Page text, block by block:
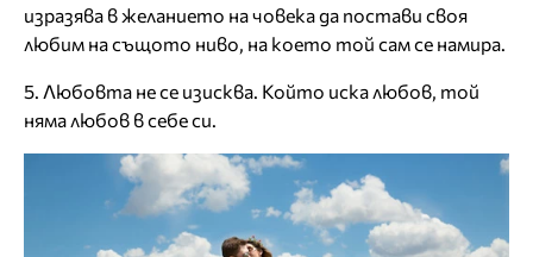
изразява в желанието на човека да постави своя
любим на същото ниво, на което той сам се намира.
5. Любовта не се изисква. Който иска любов, той
няма любов в себе си.